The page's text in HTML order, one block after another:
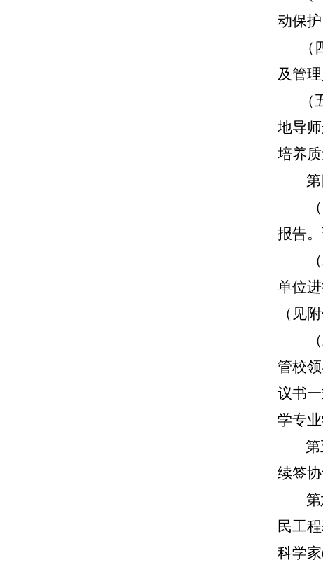
动保
及管理
地导
培养质
报告
单位
（见
管校
议书
学专
第
续签
民工
科学